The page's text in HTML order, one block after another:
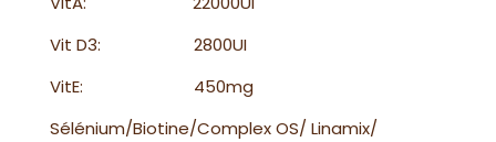
Vit D3: 2800UI
VitE: 450mg
Sélénium/Biotine/Complex OS/ Linamix/